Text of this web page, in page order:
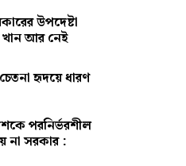
উপদেষ্টা
আর নেই
হৃদয়ে ধারণ
পরনির্ভরশীল
না সরকার :